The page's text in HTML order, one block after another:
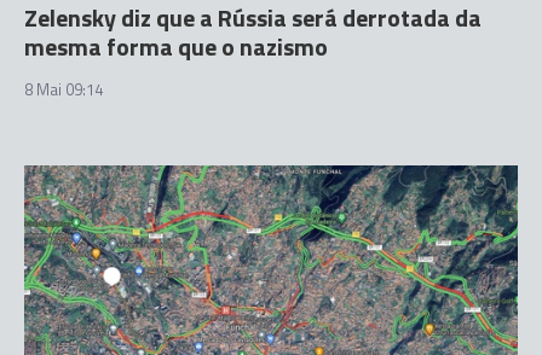
Zelensky diz que a Rússia será derrotada da
mesma forma que o nazismo
8 Mai 09:14